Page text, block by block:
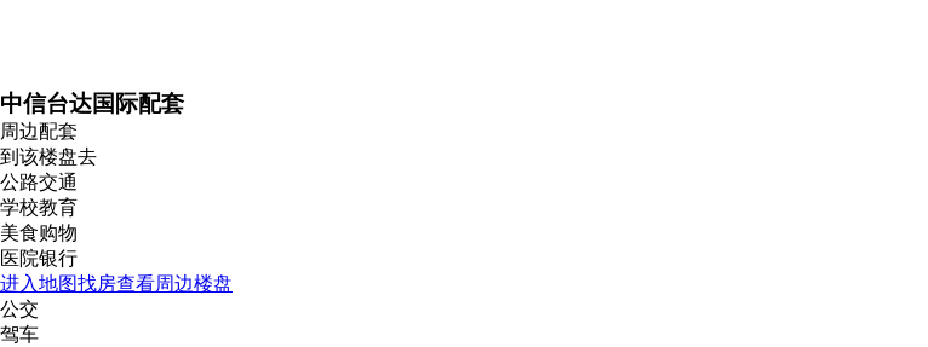
中信台达国际配套
周边配套
到该楼盘去
公路交通
学校教育
美食购物
医院银行
进入地图找房查看周边楼盘
公交
驾车